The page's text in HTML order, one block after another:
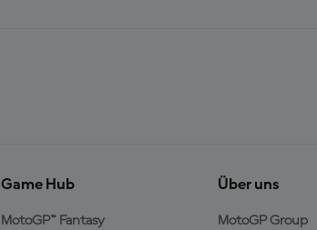
Game Hub
MotoGP™ Fantasy
Über uns
MotoGP Group